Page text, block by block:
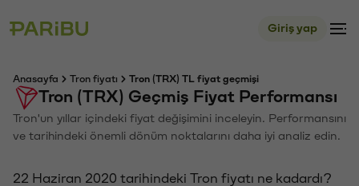
Giriş yap
Anasayfa Tron fiyatı Tron (TRX) TL fiyat geçmişi
Tron (TRX) Geçmiş Fiyat Performansı
Tron'un yıllar içindeki fiyat değişimini inceleyin. Performansını
ve tarihindeki önemli dönüm noktalarını daha iyi analiz edin.
22 Haziran 2020 tarihindeki Tron fiyatı ne kadardı?